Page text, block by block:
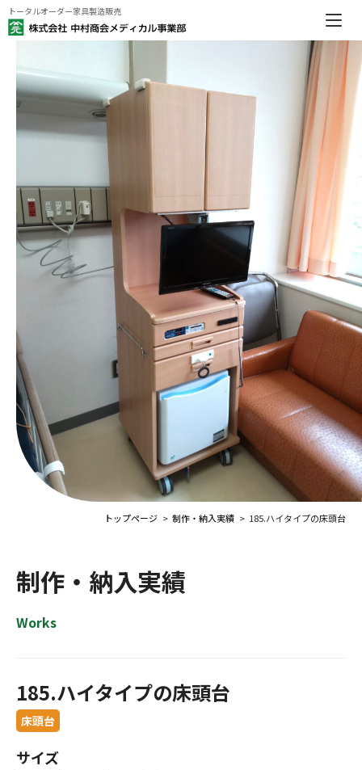
トータルオーダー家具製造販売
制作・納入実績
Works
185.ハイタイプの床頭台
床頭台
サイズ
トップページ 制作・納入実績 185.ハイタイプの床頭台